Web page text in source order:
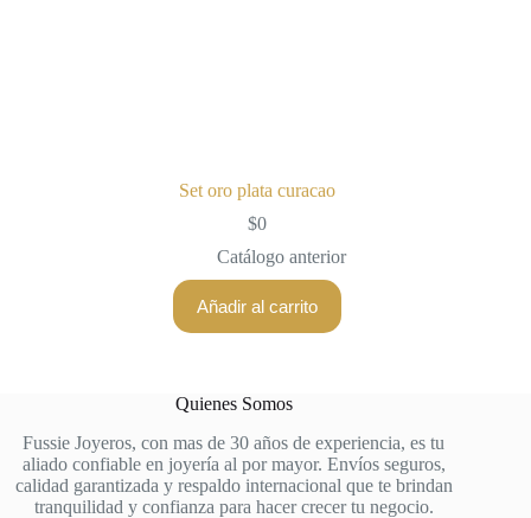
Set oro plata curacao
$0
Catálogo anterior
Añadir al carrito
Quienes Somos
Fussie Joyeros, con mas de 30 años de experiencia, es tu
aliado confiable en joyería al por mayor. Envíos seguros,
calidad garantizada y respaldo internacional que te brindan
tranquilidad y confianza para hacer crecer tu negocio.